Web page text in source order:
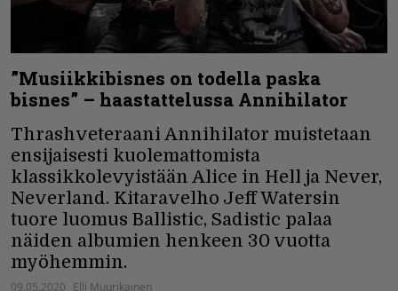
”Musiikkibisnes on todella paska
bisnes” – haastattelussa Annihilator
Thrashveteraani Annihilator muistetaan
ensijaisesti kuolemattomista
klassikkolevyistään Alice in Hell ja Never,
Neverland. Kitaravelho Jeff Watersin
tuore luomus Ballistic, Sadistic palaa
näiden albumien henkeen 30 vuotta
myöhemmin.
09.05.2020 Elli Muurikainen